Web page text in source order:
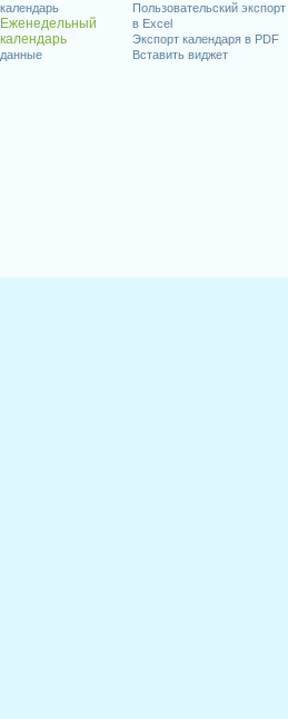
календарь
Еженедельный
календарь
данные
Пользовательский экспорт
в Excel
Экспорт календаря в PDF
Вставить виджет